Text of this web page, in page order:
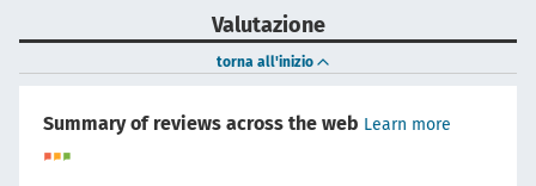
Valutazione
torna all'inizio
Summary of reviews across the web Learn more